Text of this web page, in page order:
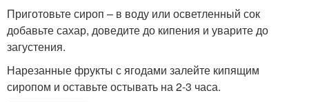
Приготовьте сироп – в воду или осветленный сок
добавьте сахар, доведите до кипения и уварите до
загустения.
Нарезанные фрукты с ягодами залейте кипящим
сиропом и оставьте остывать на 2-3 часа.